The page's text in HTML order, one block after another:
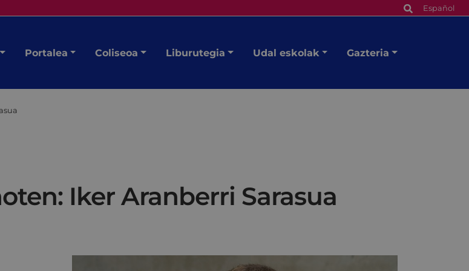
Español
Portalea Coliseoa Liburutegia Udal eskolak Gazteria
Iker Aranberri Sarasua